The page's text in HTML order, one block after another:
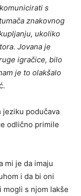
s
znakovnog
ukoliko
Jovana je
igračice, bilo
je to olakšalo
jeziku podučava
odlično primile
mi je da imaju
i da bi oni
mogli s njom lakše